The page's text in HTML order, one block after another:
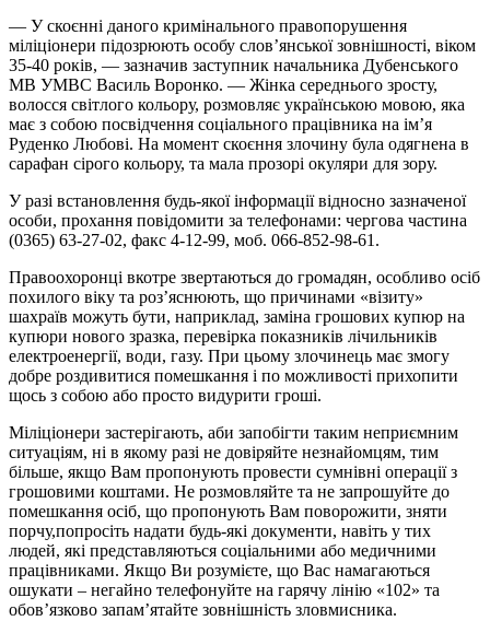
— У скоєнні даного кримінального правопорушення
міліціонери підозрюють особу слов’янської зовнішності, віком
35-40 років, — зазначив заступник начальника Дубенського
МВ УМВС Василь Воронко. — Жінка середнього зросту,
волосся світлого кольору, розмовляє українською мовою, яка
має з собою посвідчення соціального працівника на ім’я
Руденко Любові. На момент скоєння злочину була одягнена в
сарафан сірого кольору, та мала прозорі окуляри для зору.
У разі встановлення будь-якої інформації відносно зазначеної
особи, прохання повідомити за телефонами: чергова частина
(0365) 63-27-02, факс 4-12-99, моб. 066-852-98-61.
Правоохоронці вкотре звертаються до громадян, особливо осіб
похилого віку та роз’яснюють, що причинами «візиту»
шахраїв можуть бути, наприклад, заміна грошових купюр на
купюри нового зразка, перевірка показників лічильників
електроенергії, води, газу. При цьому злочинець має змогу
добре роздивитися помешкання і по можливості прихопити
щось з собою або просто видурити гроші.
Міліціонери застерігають, аби запобігти таким неприємним
ситуаціям, ні в якому разі не довіряйте незнайомцям, тим
більше, якщо Вам пропонують провести сумнівні операції з
грошовими коштами. Не розмовляйте та не запрошуйте до
помешкання осіб, що пропонують Вам поворожити, зняти
порчу,попросіть надати будь-які документи, навіть у тих
людей, які представляються соціальними або медичними
працівниками. Якщо Ви розумієте, що Вас намагаються
ошукати – негайно телефонуйте на гарячу лінію «102» та
обов’язково запам’ятайте зовнішність зловмисника.